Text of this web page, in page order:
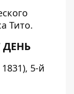
Тито.
ДЕНЬ
5-й